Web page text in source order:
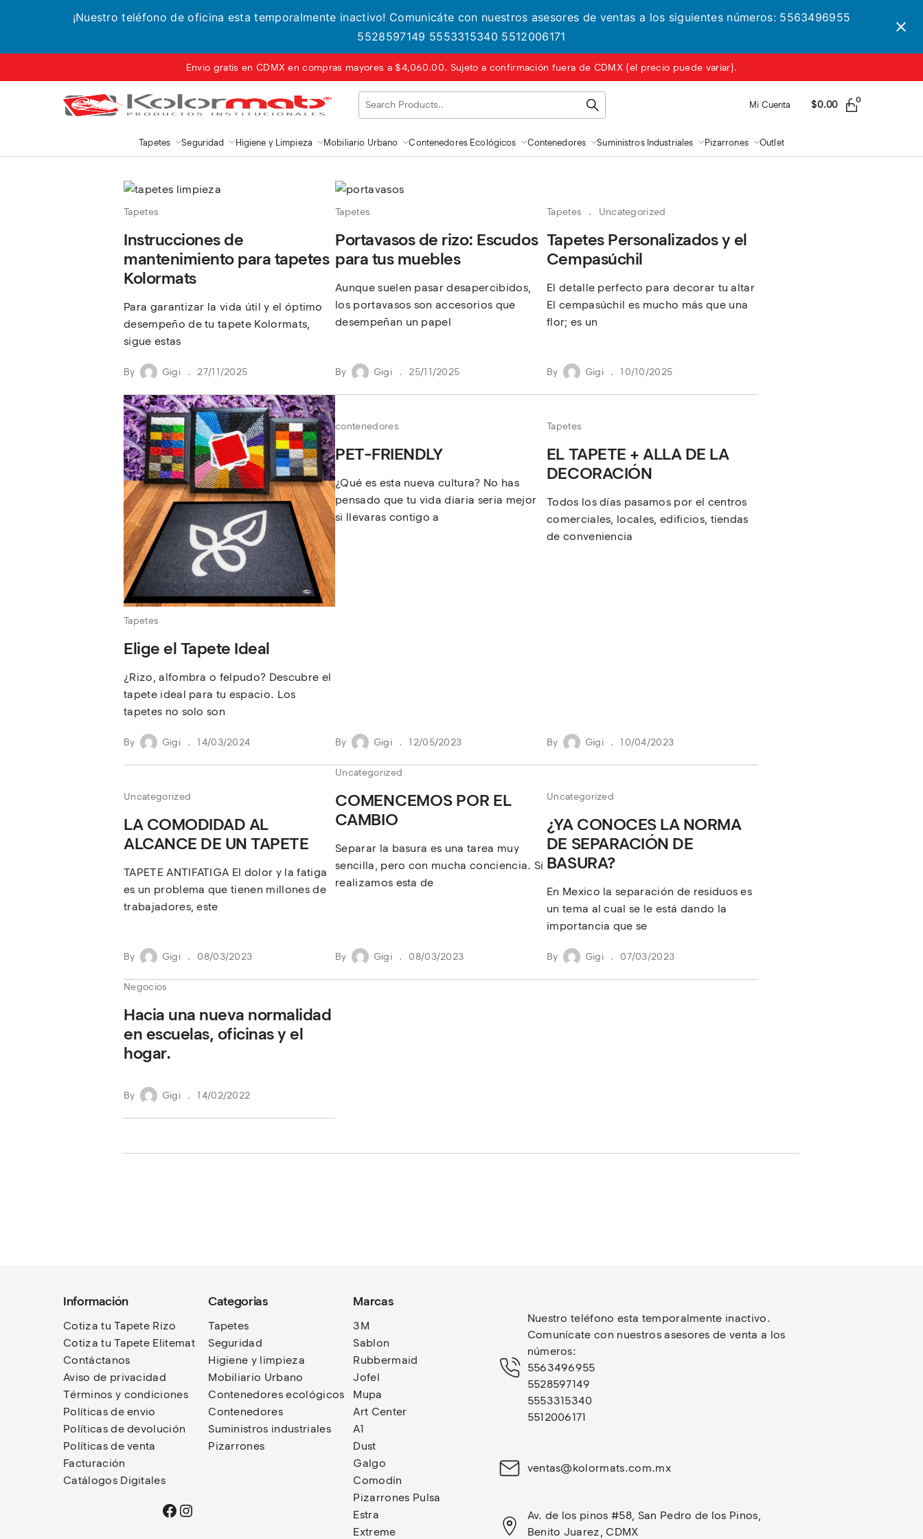
¡Nuestro teléfono de oficina esta temporalmente inactivo! Comunicáte con nuestros asesores de ventas a los siguientes números: 5563496955
5528597149 5553315340 5512006171
Envio gratis en CDMX en compras mayores a $4,060.00. Sujeto a confirmación fuera de CDMX (el precio puede variar).
Mi Cuenta $0.00 0
Tapetes Seguridad Higiene y Limpieza Mobiliario Urbano Contenedores Ecológicos Contenedores Suministros Industriales Pizarrones Outlet
Tapetes
Instrucciones de
mantenimiento para tapetes
Kolormats
Para garantizar la vida útil y el óptimo
desempeño de tu tapete Kolormats,
sigue estas
By Gigi 27/11/2025
Tapetes
Portavasos de rizo: Escudos
para tus muebles
Aunque suelen pasar desapercibidos,
los portavasos son accesorios que
desempeñan un papel
By Gigi 25/11/2025
Tapetes Uncategorized
Tapetes Personalizados y el
Cempasúchil
El detalle perfecto para decorar tu altar
El cempasúchil es mucho más que una
flor; es un
By Gigi 10/10/2025
Tapetes
Elige el Tapete Ideal
¿Rizo, alfombra o felpudo? Descubre el
tapete ideal para tu espacio. Los
tapetes no solo son
By Gigi 14/03/2024
contenedores
PET-FRIENDLY
¿Qué es esta nueva cultura? No has
pensado que tu vida diaria seria mejor
si llevaras contigo a
By Gigi 12/05/2023
Tapetes
EL TAPETE + ALLA DE LA
DECORACIÓN
Todos los días pasamos por el centros
comerciales, locales, edificios, tiendas
de conveniencia
By Gigi 10/04/2023
Uncategorized
LA COMODIDAD AL
ALCANCE DE UN TAPETE
TAPETE ANTIFATIGA El dolor y la fatiga
es un problema que tienen millones de
trabajadores, este
By Gigi 08/03/2023
Uncategorized
COMENCEMOS POR EL
CAMBIO
Separar la basura es una tarea muy
sencilla, pero con mucha conciencia. Si
realizamos esta de
By Gigi 08/03/2023
Uncategorized
¿YA CONOCES LA NORMA
DE SEPARACIÓN DE
BASURA?
En Mexico la separación de residuos es
un tema al cual se le está dando la
importancia que se
By Gigi 07/03/2023
Negocios
Hacia una nueva normalidad
en escuelas, oficinas y el
hogar.
By Gigi 14/02/2022
Información
Cotiza tu Tapete Rizo
Cotiza tu Tapete Elitemat
Contáctanos
Aviso de privacidad
Términos y condiciones
Políticas de envio
Políticas de devolución
Políticas de venta
Facturación
Catálogos Digitales
Facebook
Instagram
Categorias
Tapetes
Seguridad
Higiene y limpieza
Mobiliario Urbano
Contenedores ecológicos
Contenedores
Suministros industriales
Pizarrones
Marcas
3M
Sablon
Rubbermaid
Jofel
Mupa
Art Center
A1
Dust
Galgo
Comodín
Pizarrones Pulsa
Estra
Extreme
Nuestro teléfono esta temporalmente inactivo.
Comunícate con nuestros asesores de venta a los
números:
5563496955
5528597149
5553315340
5512006171
ventas@kolormats.com.mx
Av. de los pinos #58, San Pedro de los Pinos,
Benito Juarez, CDMX